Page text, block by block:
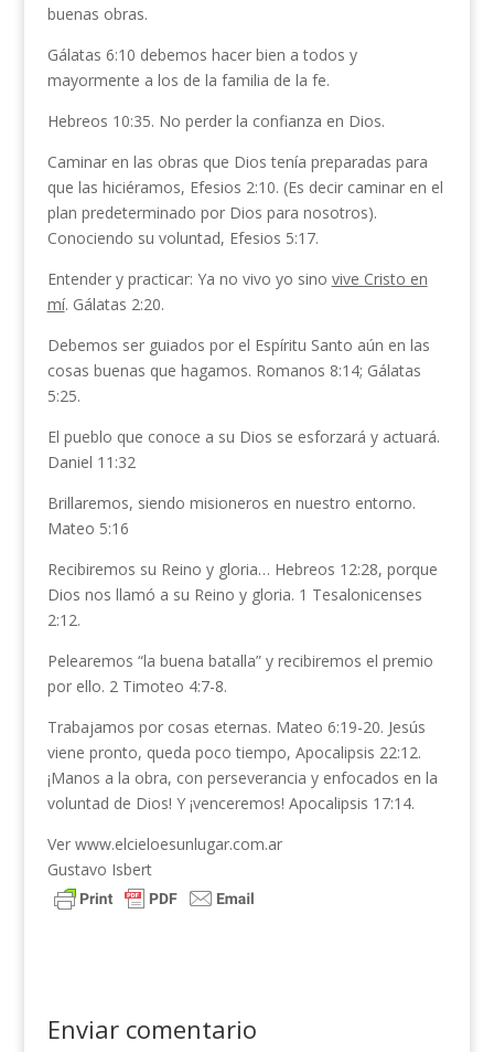
buenas obras.
Gálatas 6:10 debemos hacer bien a todos y
mayormente a los de la familia de la fe.
Hebreos 10:35. No perder la confianza en Dios.
Caminar en las obras que Dios tenía preparadas para
que las hiciéramos, Efesios 2:10. (Es decir caminar en el
plan predeterminado por Dios para nosotros).
Conociendo su voluntad, Efesios 5:17.
Entender y practicar: Ya no vivo yo sino vive Cristo en
mí. Gálatas 2:20.
Debemos ser guiados por el Espíritu Santo aún en las
cosas buenas que hagamos. Romanos 8:14; Gálatas
5:25.
El pueblo que conoce a su Dios se esforzará y actuará.
Daniel 11:32
Brillaremos, siendo misioneros en nuestro entorno.
Mateo 5:16
Recibiremos su Reino y gloria… Hebreos 12:28, porque
Dios nos llamó a su Reino y gloria. 1 Tesalonicenses
2:12.
Pelearemos “la buena batalla” y recibiremos el premio
por ello. 2 Timoteo 4:7-8.
Trabajamos por cosas eternas. Mateo 6:19-20. Jesús
viene pronto, queda poco tiempo, Apocalipsis 22:12.
¡Manos a la obra, con perseverancia y enfocados en la
voluntad de Dios! Y ¡venceremos! Apocalipsis 17:14.
Ver www.elcieloesunlugar.com.ar
Gustavo Isbert
Enviar comentario